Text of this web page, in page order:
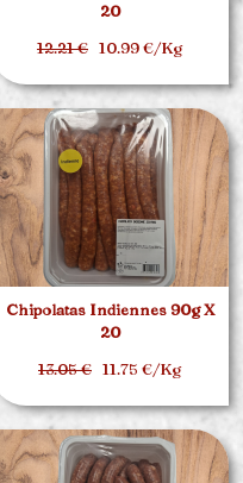
20
12.21 € 10.99 €/Kg
Chipolatas Indiennes 90g X
20
13.05 € 11.75 €/Kg